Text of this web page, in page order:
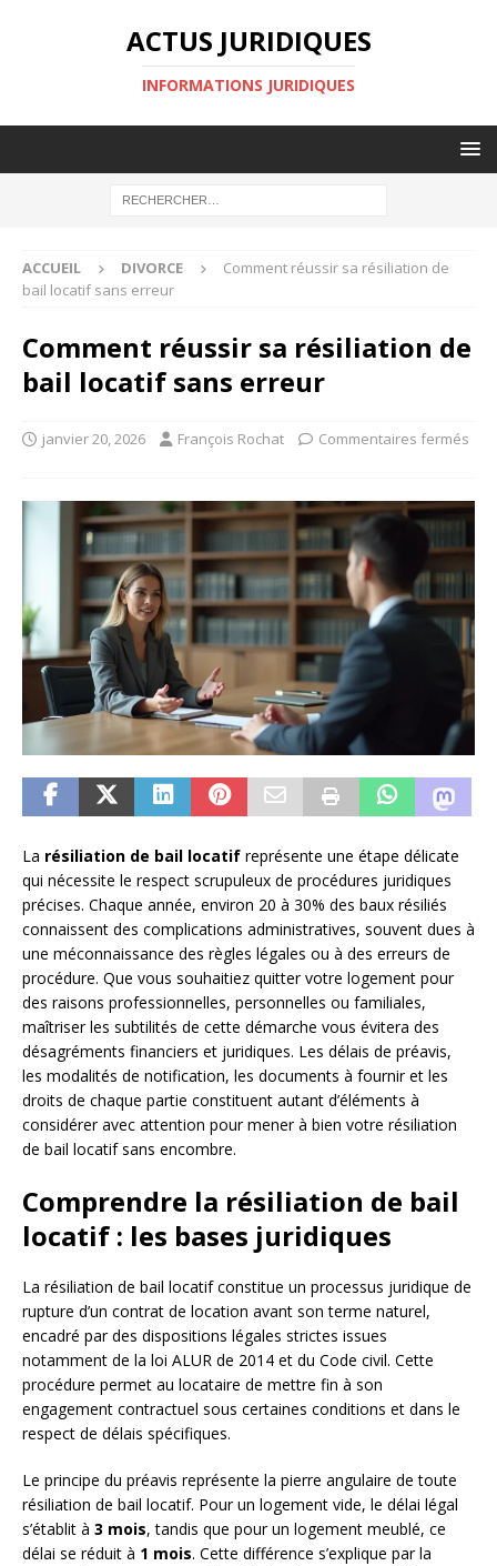
ACTUS JURIDIQUES
INFORMATIONS JURIDIQUES
ACCUEIL DIVORCE
Comment réussir sa résiliation de
bail locatif sans erreur
Comment réussir sa résiliation de
bail locatif sans erreur
janvier 20, 2026 François Rochat Commentaires fermés
La résiliation de bail locatif représente une étape délicate
qui nécessite le respect scrupuleux de procédures juridiques
précises. Chaque année, environ 20 à 30% des baux résiliés
connaissent des complications administratives, souvent dues à
une méconnaissance des règles légales ou à des erreurs de
procédure. Que vous souhaitiez quitter votre logement pour
des raisons professionnelles, personnelles ou familiales,
maîtriser les subtilités de cette démarche vous évitera des
désagréments financiers et juridiques. Les délais de préavis,
les modalités de notification, les documents à fournir et les
droits de chaque partie constituent autant d’éléments à
considérer avec attention pour mener à bien votre résiliation
de bail locatif sans encombre.
Comprendre la résiliation de bail
locatif : les bases juridiques
La résiliation de bail locatif constitue un processus juridique de
rupture d’un contrat de location avant son terme naturel,
encadré par des dispositions légales strictes issues
notamment de la loi ALUR de 2014 et du Code civil. Cette
procédure permet au locataire de mettre fin à son
engagement contractuel sous certaines conditions et dans le
respect de délais spécifiques.
Le principe du préavis représente la pierre angulaire de toute
résiliation de bail locatif. Pour un logement vide, le délai légal
s’établit à 3 mois, tandis que pour un logement meublé, ce
délai se réduit à 1 mois. Cette différence s’explique par la